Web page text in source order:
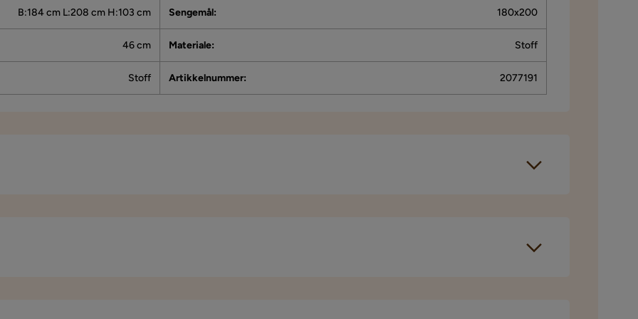
under MEN Steinhard dessverre
B:184 cm L:208 cm H:103 cm Sengemål: 180x200
46 cm Materiale: Stoff
Stoff Artikkelnummer: 2077191